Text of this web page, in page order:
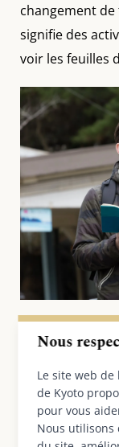
Nous
Le site web
de Kyoto
pour vous
Nous utilisons
changement
signifie des
voir les feuilles
Kyoto
Comme Kyoto